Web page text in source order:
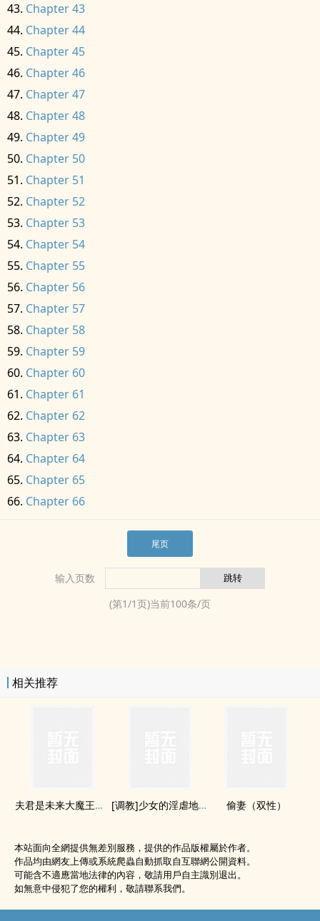
Chapter 43
Chapter 44
Chapter 45
Chapter 46
Chapter 47
Chapter 48
Chapter 49
Chapter 50
Chapter 51
Chapter 52
Chapter 53
Chapter 54
Chapter 55
Chapter 56
Chapter 57
Chapter 58
Chapter 59
Chapter 60
Chapter 61
Chapter 62
Chapter 63
Chapter 64
Chapter 65
Chapter 66
尾页
输入页数
(第1/1页)当前100条/页
相关推荐
夫君是未来大魔王怎么办 [­‍‌调­‎­教‍]少女的‌淫‎­虐‌‍地狱 偷妻（双性）
本站面向全網提供無差別服務，提供的作品版權屬於作者。
作品均由網友上傳或系統爬蟲自動抓取自互聯網公開資料。
可能含不適應當地法律的內容，敬請用戶自主識別退出。
如無意中侵犯了您的權利，敬請聯系我們。